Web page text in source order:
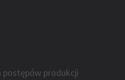
produkcji